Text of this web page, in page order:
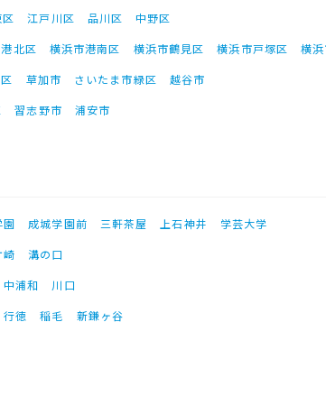
江戸川区 品川区
中野区
北区 横浜市港南区 横浜市鶴見区 横浜市戸塚区
横
草加市 さいたま市緑区
越谷市
習志野市 浦安市
園 成城学園前 三軒茶屋 上石神井
学芸大学
崎
溝の口
中浦和
川口
行徳 稲毛 新鎌ヶ谷